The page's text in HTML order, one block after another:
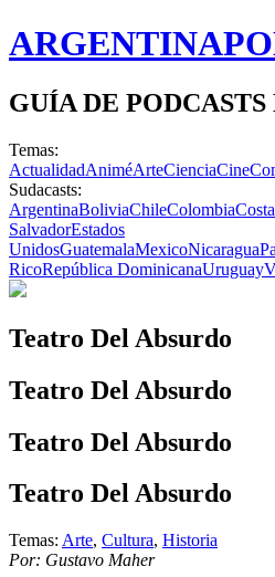
ARGENTINA
GUÍA DE
Temas:
ActualidadAniméArteCienciaCine
Sudacasts:
ArgentinaBoliviaChileColombia
SalvadorEstados
UnidosGuatemalaMexicoNicaragua
RicoRepública DominicanaUruguay
Teatro Del Absurdo
Teatro Del Absurdo
Teatro Del Absurdo
Teatro Del Absurdo
Temas: Arte, Cultura, Historia
Por: Gustavo Maher